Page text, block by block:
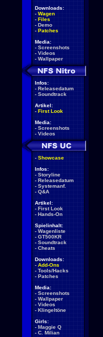
Downloads:
- Wagen
- Files
- Demo
- Patches
Media:
- Screenshots
- Videos
- Wallpaper
Infos:
- Releasedatum
- Soundtrack
Artikel:
- First Look
Media:
- Screenshots
- Videos
- Showcase
Infos:
- Storyline
- Releasedatum
- Systemanf.
- Q&A
Artikel:
- First Look
- Hands-On
Spielinhalt:
- Wagenliste
- GT500KR
- Soundtrack
- Cheats
Downloads:
- Add-Ons
- Tools/Hacks
- Patches
Media:
- Screenshots
- Wallpaper
- Videos
- Klingeltöne
Girls:
- Maggie Q
- C. Milian